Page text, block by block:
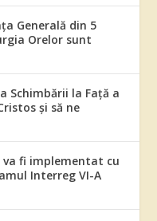
Generală din 5
Orelor sunt
Schimbării la Față a
și să ne
va fi implementat cu
Interreg VI-A